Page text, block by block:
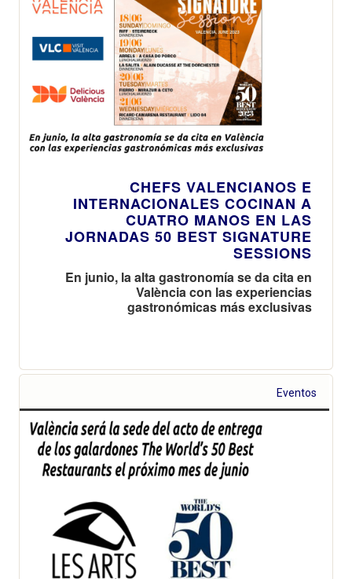
CHEFS VALENCIANOS E
INTERNACIONALES COCINAN A
CUATRO MANOS EN LAS
JORNADAS 50 BEST SIGNATURE
SESSIONS
En junio, la alta gastronomía se da cita en
València con las experiencias
gastronómicas más exclusivas
Eventos